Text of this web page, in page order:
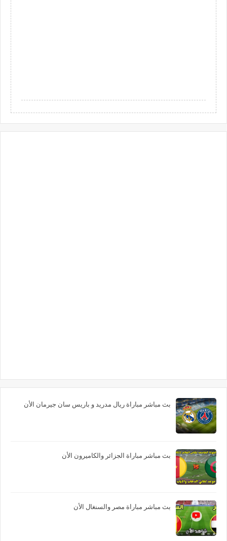
بث مباشر مباراة ريال مدريد و باريس سان جيرمان الأن
بث مباشر مباراة الجزائر والكاميرون الأن
بث مباشر مباراة مصر والسنغال الأن